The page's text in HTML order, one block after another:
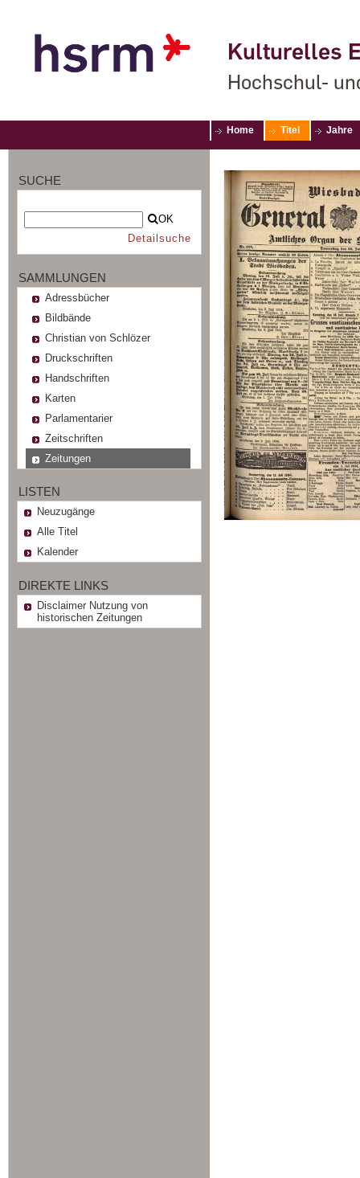
Kulturelles
Hochschul-
Home Titel Jahre
SUCHE
OK
Detailsuche
SAMMLUNGEN
Adressbücher
Bildbände
Christian von Schlözer
Druckschriften
Handschriften
Karten
Parlamentarier
Zeitschriften
Zeitungen
LISTEN
Neuzugänge
Alle Titel
Kalender
DIREKTE LINKS
Disclaimer Nutzung von
historischen Zeitungen